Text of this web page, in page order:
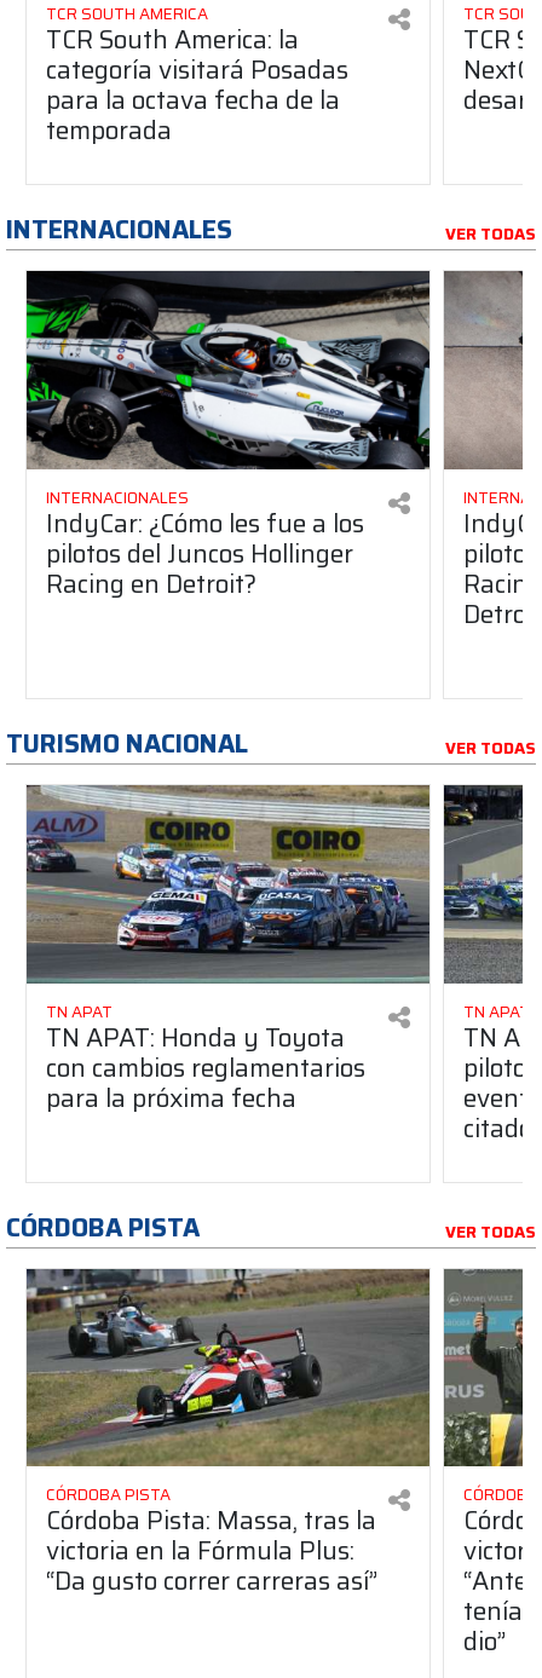
TCR SOUTH AMERICA
TCR South America: la
categoría visitará Posadas
para la octava fecha de la
temporada
TCR
TCR
INTERNACIONALES VER TODAS
INTERNACIONALES
IndyCar: ¿Cómo les fue a los
pilotos del Juncos Hollinger
Racing en Detroit?
TURISMO NACIONAL VER TODAS
TN APAT
TN APAT: Honda y Toyota
con cambios reglamentarios
para la próxima fecha
TN APAT
TN
piloto
citado
CÓRDOBA PISTA VER TODAS
CÓRDOBA PISTA
Córdoba Pista: Massa, tras la
victoria en la Fórmula Plus:
“Da gusto correr carreras así”
dio”